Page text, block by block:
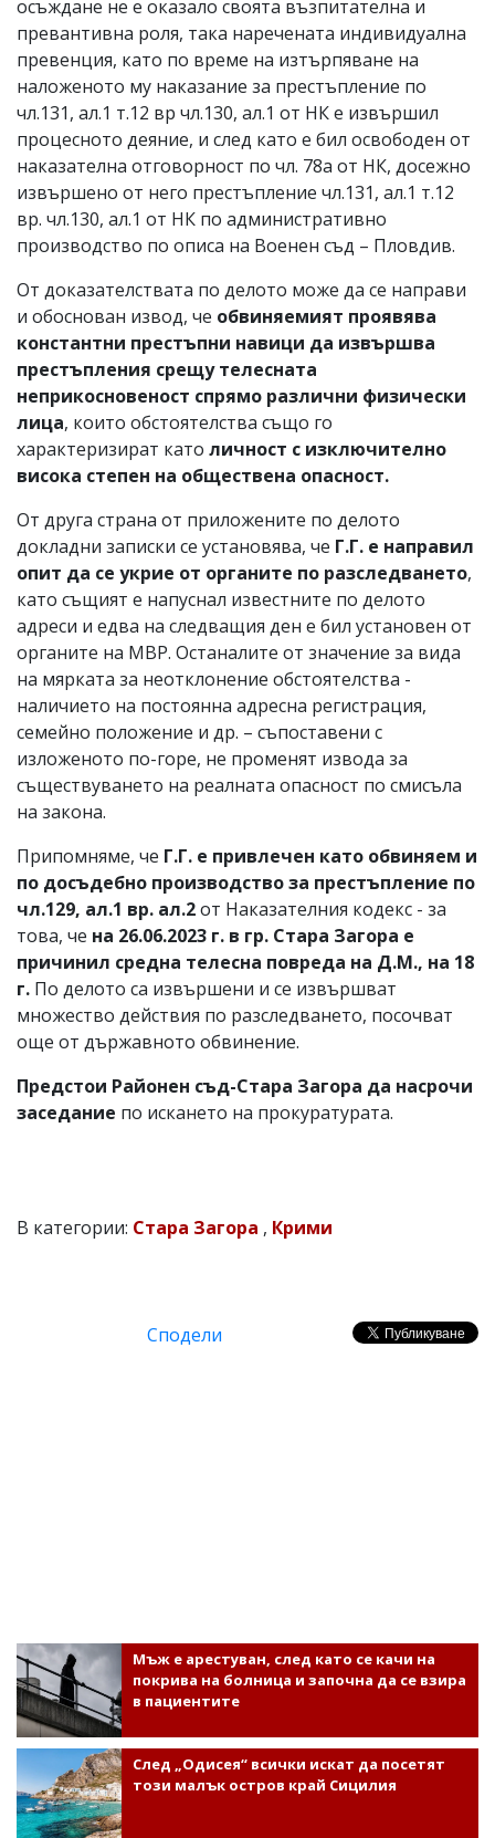
осъждане не е оказало своята възпитателна и
превантивна роля, така наречената индивидуална
превенция, като по време на изтърпяване на
наложеното му наказание за престъпление по
чл.131, ал.1 т.12 вр чл.130, ал.1 от НК е извършил
процесното деяние, и след като е бил освободен от
наказателна отговорност по чл. 78а от НК, досежно
извършено от него престъпление чл.131, ал.1 т.12
вр. чл.130, ал.1 от НК по административно
производство по описа на Военен съд – Пловдив.
От доказателствата по делото може да се направи
и обоснован извод, че обвиняемият проявява
константни престъпни навици да извършва
престъпления срещу телесната
неприкосновеност спрямо различни физически
лица, които обстоятелства също го
характеризират като личност с изключително
висока степен на обществена опасност.
От друга страна от приложените по делото
докладни записки се установява, че Г.Г. е направил
опит да се укрие от органите по разследването,
като същият е напуснал известните по делото
адреси и едва на следващия ден е бил установен от
органите на МВР. Останалите от значение за вида
на мярката за неотклонение обстоятелства -
наличието на постоянна адресна регистрация,
семейно положение и др. – съпоставени с
изложеното по-горе, не променят извода за
съществуването на реалната опасност по смисъла
на закона.
Припомняме, че Г.Г. е привлечен като обвиняем и
по досъдебно производство за престъпление по
чл.129, ал.1 вр. ал.2от Наказателния кодекс - за
това, че на 26.06.2023 г. в гр. Стара Загора е
причинил средна телесна повреда на Д.М., на 18
г. По делото са извършени и се извършват
множество действия по разследването, посочват
още от държавното обвинение.
Предстои Районен съд-Стара Загора да насрочи
заседание по искането на прокуратурата.
В категории: Стара Загора , Крими
Сподели
Мъж е арестуван, след като се качи на
покрива на болница и започна да се взира
в пациентите
След „Одисея“ всички искат да посетят
този малък остров край Сицилия